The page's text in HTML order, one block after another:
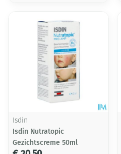
Isdin
Isdin Nutratopic
Gezichtscreme 50ml